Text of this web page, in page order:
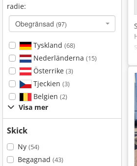
radie:
Obegränsad (97)
Tyskland (68)
Nederländerna (15)
Österrike (3)
Tjeckien (3)
Belgien (2)
Visa mer
Skick
Ny (54)
Begagnad (43)